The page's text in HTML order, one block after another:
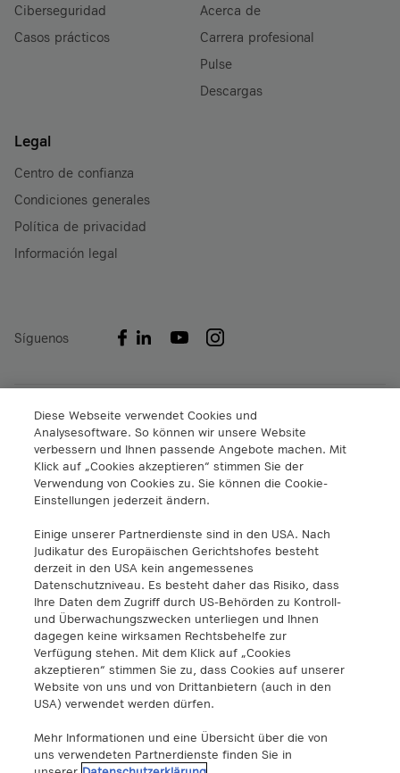
Ciberseguridad
Casos prácticos
Acerca de
Carrera profesional
Pulse
Descargas
Legal
Centro de confianza
Condiciones generales
Política de privacidad
Información legal
Síguenos
A1 Digital International GmbH & Co KG
Lassallestrasse 9
A-1020 Viena, Austria
+43 5 06640
info@a1.digital
A1 Digital Spain S.L.
Calle Federico Salmón 13
28016 Madrid, España
info@a1.digital
A1 Digital Deutschland GmbH
Kustermannpark
Rosenheimer Strasse 116
D-81669 Múnich, Alemania
Diese Webseite verwendet Cookies und
Analysesoftware. So können wir unsere Website
verbessern und Ihnen passende Angebote machen. Mit
Klick auf „Cookies akzeptieren“ stimmen Sie der
Verwendung von Cookies zu. Sie können die Cookie-
Einstellungen jederzeit ändern.
Einige unserer Partnerdienste sind in den USA. Nach
Judikatur des Europäischen Gerichtshofes besteht
derzeit in den USA kein angemessenes
Datenschutzniveau. Es besteht daher das Risiko, dass
Ihre Daten dem Zugriff durch US-Behörden zu Kontroll-
und Überwachungszwecken unterliegen und Ihnen
dagegen keine wirksamen Rechtsbehelfe zur
Verfügung stehen. Mit dem Klick auf „Cookies
akzeptieren“ stimmen Sie zu, dass Cookies auf unserer
Website von uns und von Drittanbietern (auch in den
USA) verwendet werden dürfen.
Mehr Informationen und eine Übersicht über die von
uns verwendeten Partnerdienste finden Sie in